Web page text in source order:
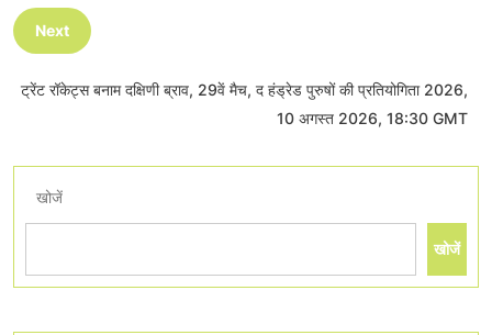
Next
ट्रेंट रॉकेट्स बनाम दक्षिणी ब्राव, 29वें मैच, द हंड्रेड पुरुषों की प्रतियोगिता 2026,
10 अगस्त 2026, 18:30 GMT
खोजें
खोजें